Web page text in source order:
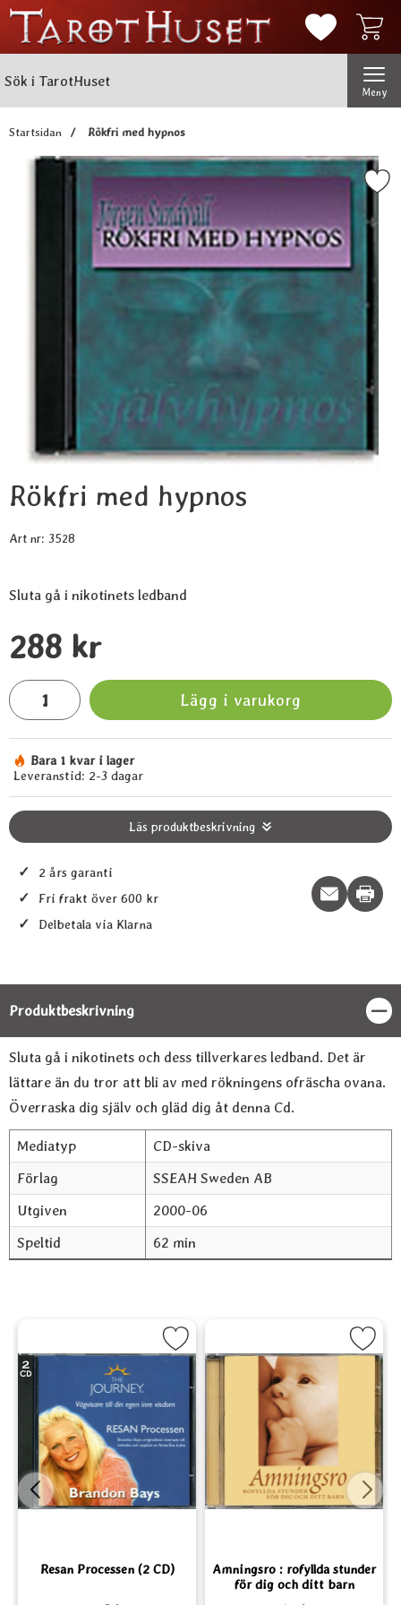
Mina
Meny
Startsidan Rökfri med hypnos
Markera rökfri med
Rökfri med hypnos
Art nr: 3528
Sluta gå i nikotinets ledband
pris
288 kr
antal
Lägg i varukorg
Tillgänglighet:
Bara 1 kvar i lager
Leveranstid: 2-3 dagar
Läs produktbeskrivning
✓ 2 års garanti
✓ Fri frakt över 600 kr
✓ Delbetala via Klarna
Print
Produktbeskrivning
Produktbeskrivning
Sluta gå i nikotinets och dess tillverkares ledband. Det är
lättare än du tror att bli av med rökningens ofräscha ovana.
Överraska dig själv och gläd dig åt denna Cd.
Mediatyp
CD-skiva
Förlag
SSEAH Sweden AB
Utgiven
2000-06
Speltid
62 min
Resan Processen (2 CD)
Markera Resan Processen (2 CD) som favorit
Amningsro : rofyllda stunder
för dig och ditt barn
Markera Amningsro : rofyllda stunder